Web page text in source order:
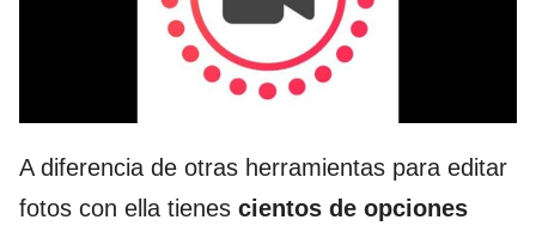
A diferencia de otras herramientas para editar
fotos con ella tienes cientos de opciones